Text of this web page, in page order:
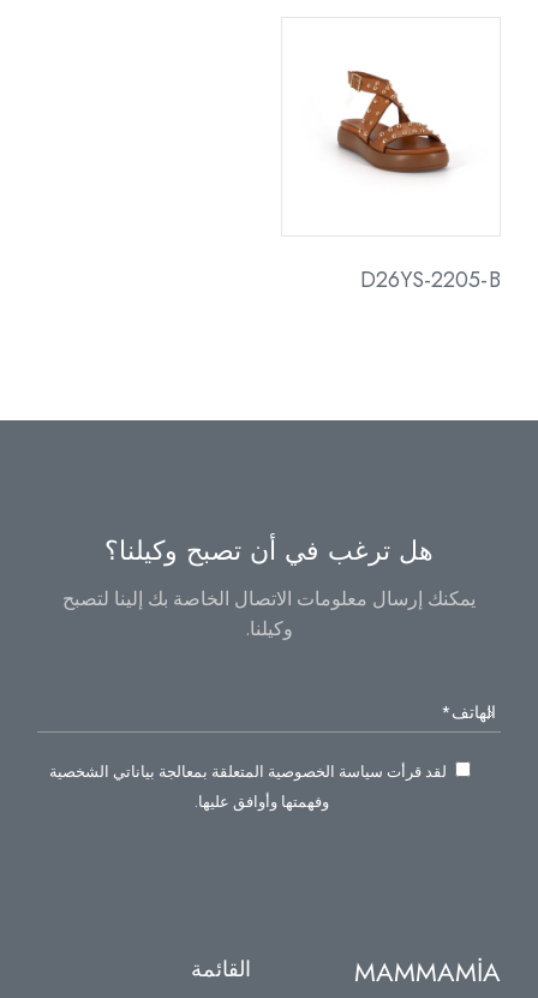
D26YS-2205-B
هل ترغب في أن تصبح وكيلنا؟
يمكنك إرسال معلومات الاتصال الخاصة بك إلينا لتصبح
وكيلنا.
لقد قرأت سياسة الخصوصية المتعلقة بمعالجة بياناتي الشخصية
وفهمتها وأوافق عليها.
MAMMAMİA القائمة